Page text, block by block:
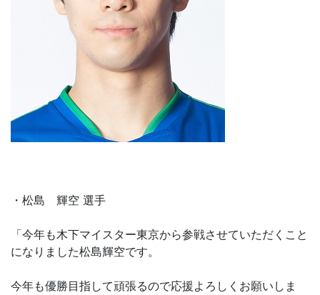
・松島 輝空 選手
「今年も木下マイスター東京から参戦させていただくこと
になりました松島輝空です。
今年も優勝目指して頑張るので応援よろしくお願いしま